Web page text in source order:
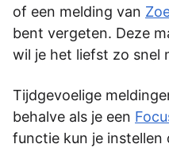
of een melding van
bent vergeten. Deze
wil je het liefst zo snel
Tijdgevoelige
behalve als je een
functie kun je instellen